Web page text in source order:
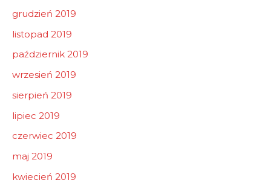
grudzień 2019
listopad 2019
październik 2019
wrzesień 2019
sierpień 2019
lipiec 2019
czerwiec 2019
maj 2019
kwiecień 2019